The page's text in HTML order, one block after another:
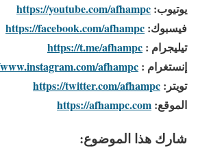
يوتيوب: https://youtube.com/afhampc
فيسبوك: https://facebook.com/afhampc
تيليجرام : https://t.me/afhampc
إنستغرام : afhampc/
تويتر: https://twitter.com/afhampc
الموقع: https://afhampc.com
شارك هذا الموضوع: